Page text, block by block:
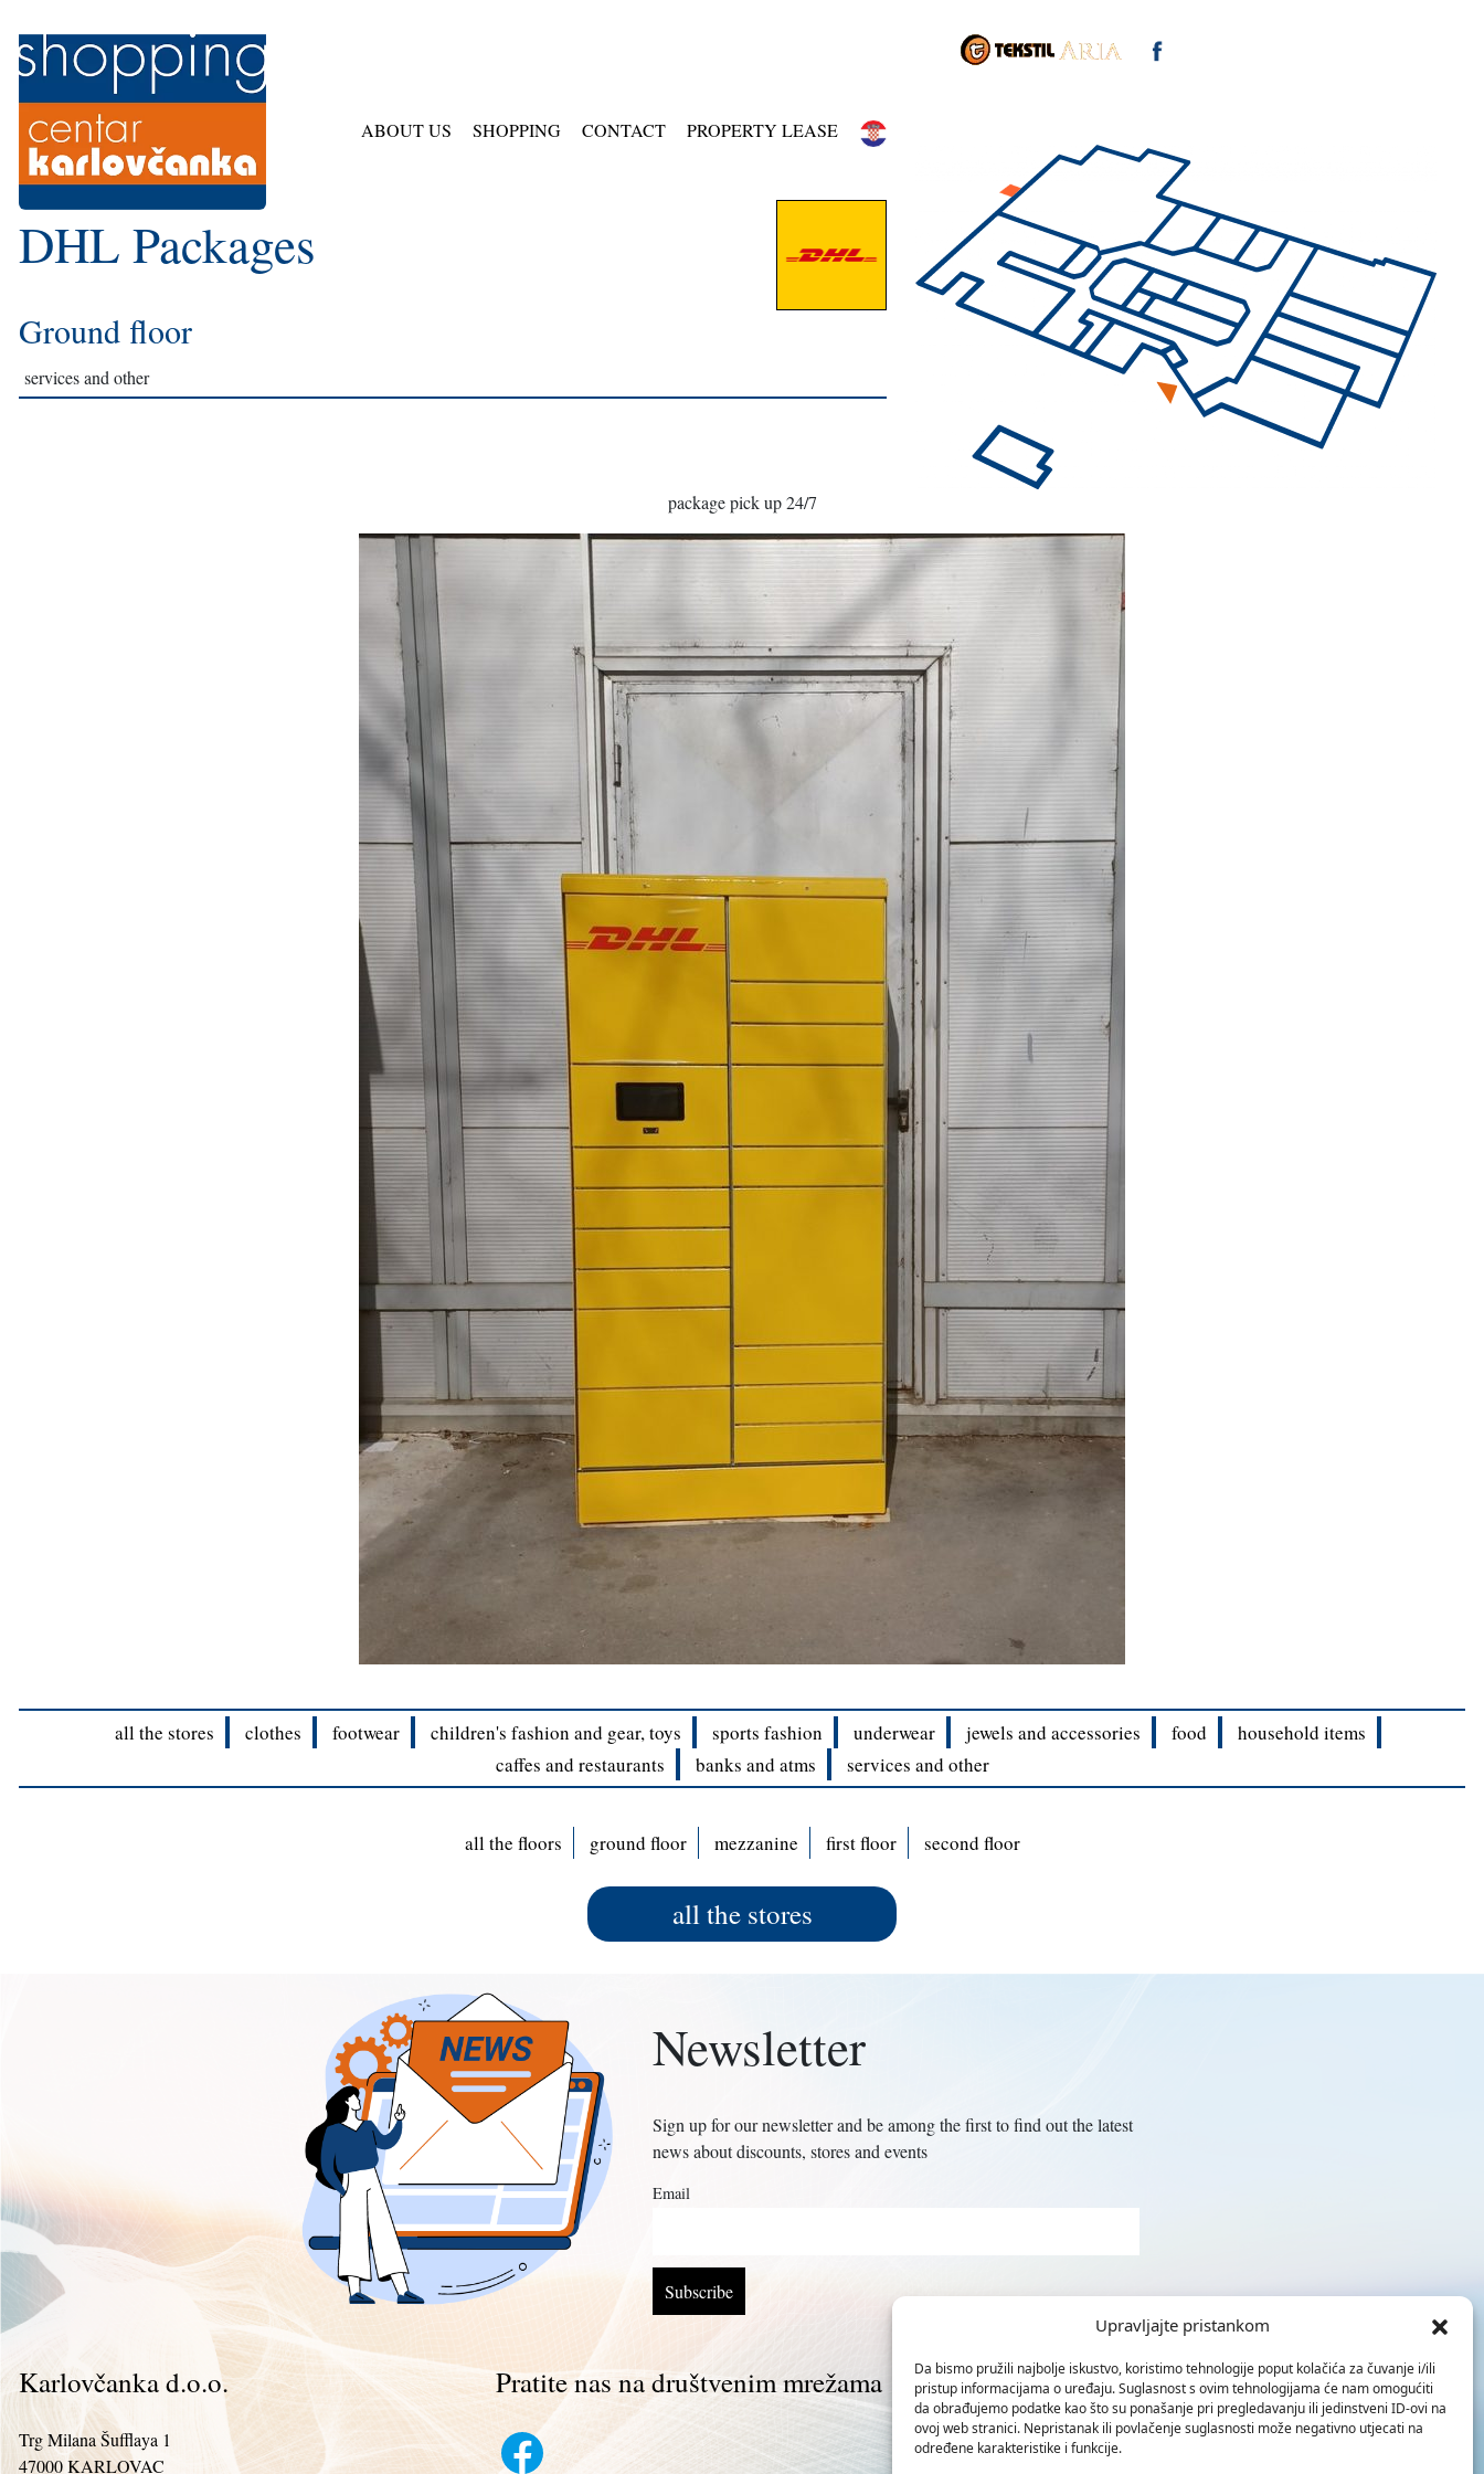
Upravljajte pristankom
Da bismo pružili najbolje iskustvo, koristimo tehnologije poput kolačića za čuvanje i/ili
pristup informacijama o uređaju. Suglasnost s ovim tehnologijama će nam omogućiti
da obrađujemo podatke kao što su ponašanje pri pregledavanju ili jedinstveni ID-ovi na
ovoj web stranici. Nepristanak ili povlačenje suglasnosti može negativno utjecati na
određene karakteristike i funkcije.
ABOUT US SHOPPING CONTACT PROPERTY LEASE
DHL Packages
Ground floor
services and other
package pick up 24/7
all the stores clothes footwear children's fashion and gear, toys sports fashion underwear jewels and accessories food
household items
caffes and restaurants
banks and atms services and other
all the floors ground floor mezzanine first floor second floor
all the stores
Newsletter
Sign up for our newsletter and be among the first to find out the latest
news about discounts, stores and events
Email
Karlovčanka d.o.o.
Trg Milana Šufflaya 1
47000 KARLOVAC
Pratite nas na društvenim mrežama